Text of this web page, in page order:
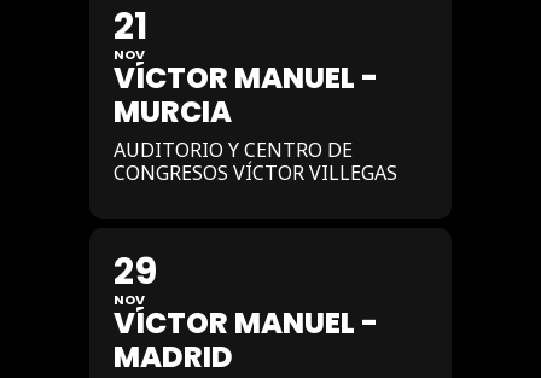
21
NOV
VÍCTOR MANUEL -
MURCIA
AUDITORIO Y CENTRO DE
CONGRESOS VÍCTOR VILLEGAS
29
NOV
VÍCTOR MANUEL -
MADRID